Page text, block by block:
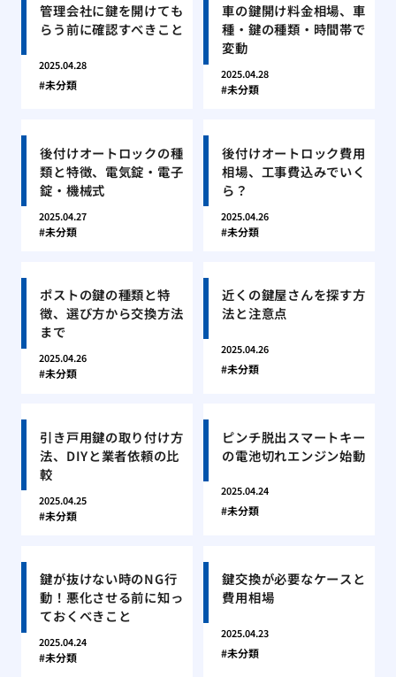
管理会社に鍵を開けても
らう前に確認すべきこと
2025.04.28
未分類
車の鍵開け料金相場、車
種・鍵の種類・時間帯で
変動
2025.04.28
未分類
後付けオートロックの種
類と特徴、電気錠・電子
錠・機械式
2025.04.27
未分類
後付けオートロック費用
相場、工事費込みでいく
ら？
2025.04.26
未分類
ポストの鍵の種類と特
徴、選び方から交換方法
まで
2025.04.26
未分類
近くの鍵屋さんを探す方
法と注意点
2025.04.26
未分類
引き戸用鍵の取り付け方
法、DIYと業者依頼の比
較
2025.04.25
未分類
ピンチ脱出スマートキー
の電池切れエンジン始動
2025.04.24
未分類
鍵が抜けない時のNG行
動！悪化させる前に知っ
ておくべきこと
2025.04.24
未分類
鍵交換が必要なケースと
費用相場
2025.04.23
未分類